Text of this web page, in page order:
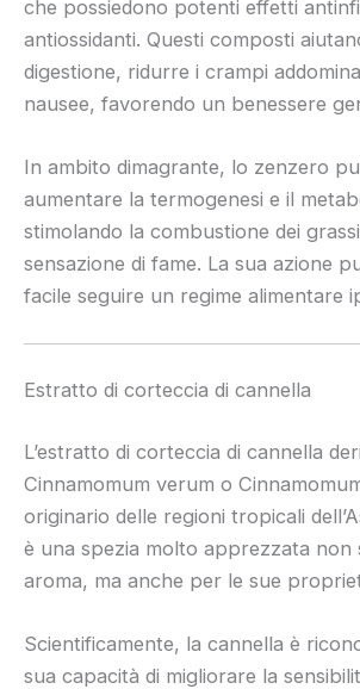
che possiedono potenti effetti
antiossidanti. Questi composti
digestione, ridurre i crampi
nausee, favorendo un benessere
In ambito dimagrante, lo zenzero
aumentare la termogenesi e il
stimolando la combustione dei
sensazione di fame. La sua azione
facile seguire un regime alimentare
Estratto di corteccia di cannella
L’estratto di corteccia di cannella
Cinnamomum verum o
originario delle regioni tropicali
è una spezia molto apprezzata non
aroma, ma anche per le sue
Scientificamente, la cannella è
sua capacità di migliorare la